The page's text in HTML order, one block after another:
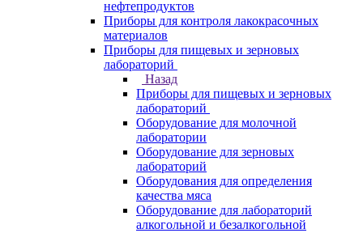
нефтепродуктов
Приборы для контроля лакокрасочных
материалов
Приборы для пищевых и зерновых
лабораторий
Назад
Приборы для пищевых и зерновых
лабораторий
Оборудование для молочной
лаборатории
Оборудование для зерновых
лабораторий
Оборудования для определения
качества мяса
Оборудование для лабораторий
алкогольной и безалкогольной